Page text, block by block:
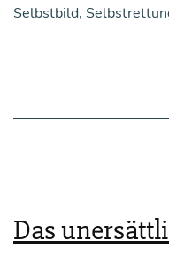
Selbstbild,
Das